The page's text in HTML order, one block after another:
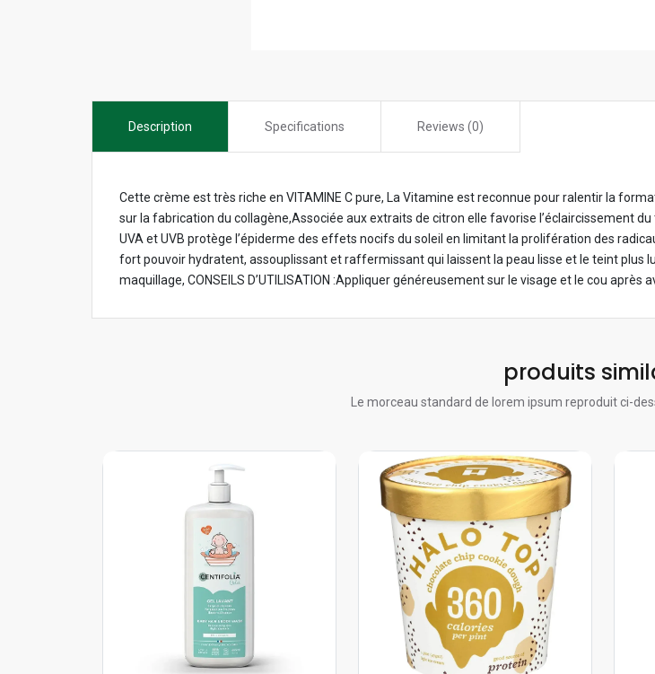
Description Specifications Reviews (0)
Cette crème est très riche en VITAMINE C pure, La Vitamine est reconnue pour ralentir la
sur la fabrication du collagène,Associée aux extraits de citron elle favorise l’éclaircissement
UVA et UVB protège l’épiderme des effets nocifs du soleil en limitant la prolifération des
fort pouvoir hydratent, assouplissant et raffermissant qui laissent la peau lisse et le teint plus
maquillage, CONSEILS D’UTILISATION :Appliquer généreusement sur le visage et le cou après
produits
Le morceau standard de lorem ipsum reproduit ci-